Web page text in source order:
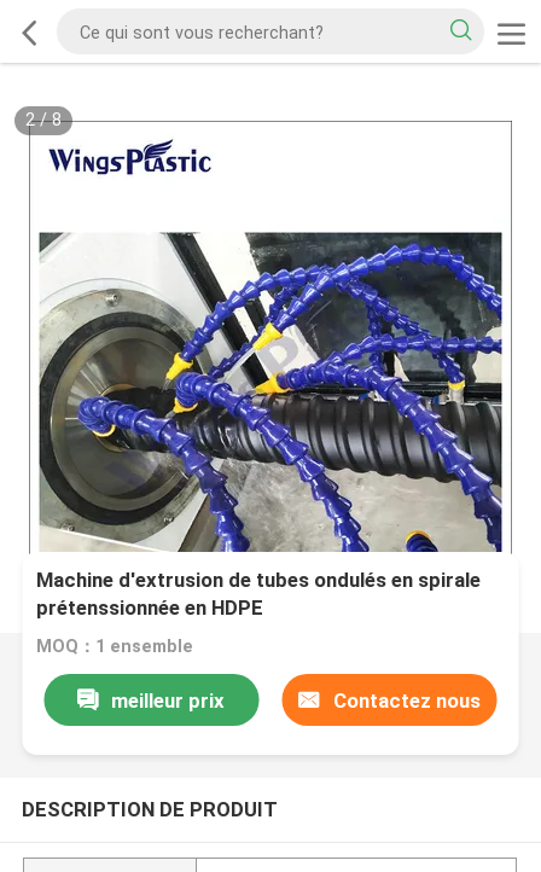
2/8
Machine d'extrusion de tubes ondulés en spirale
prétenssionnée en HDPE
MOQ：1 ensemble
meilleur prix Contactez nous
DESCRIPTION DE PRODUIT